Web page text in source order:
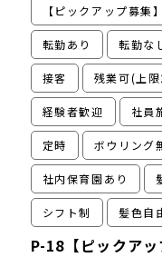
【ピックアップ募集
転勤あり 転勤な
接客 残業可(上
経験者歓迎 社員
定時 ボウリング
社内保育園あり
シフト制 髪色自
P-18【ピックア